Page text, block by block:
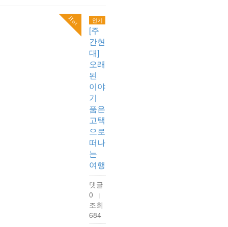
Hot 인기
[주
간현
대]
오래
된
이야
기
품은
고택
으로
떠나
는
여행
댓글
0
|
조회
684